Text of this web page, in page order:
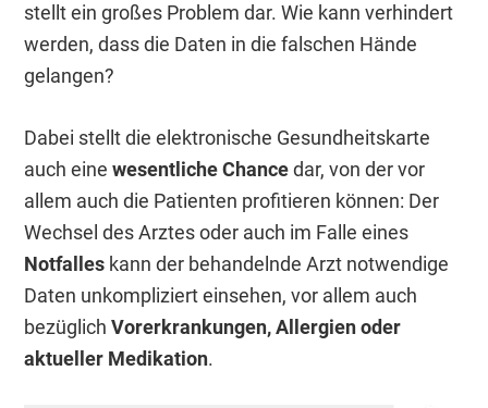
stellt ein großes Problem dar. Wie kann verhindert
werden, dass die Daten in die falschen Hände
gelangen?
Dabei stellt die elektronische Gesundheitskarte
auch einewesentliche Chancedar, von der vor
allem auch die Patienten profitieren können: Der
Wechsel des Arztes oder auch im Falle eines
Notfalles kann der behandelnde Arzt notwendige
Daten unkompliziert einsehen, vor allem auch
bezüglichVorerkrankungen, Allergien oder
aktueller Medikation.